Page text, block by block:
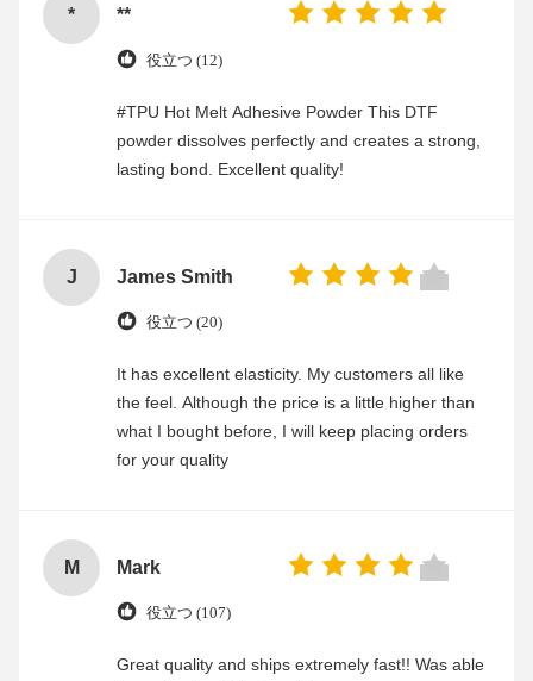
* **
役立つ (12)
#TPU Hot Melt Adhesive Powder This DTF
powder dissolves perfectly and creates a strong,
lasting bond. Excellent quality!
J James Smith
役立つ (20)
It has excellent elasticity. My customers all like
the feel. Although the price is a little higher than
what I bought before, I will keep placing orders
for your quality
M Mark
役立つ (107)
Great quality and ships extremely fast!! Was able